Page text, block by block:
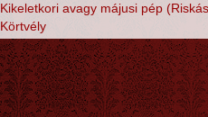
Kikeletkori avagy májusi pép
Körtvély